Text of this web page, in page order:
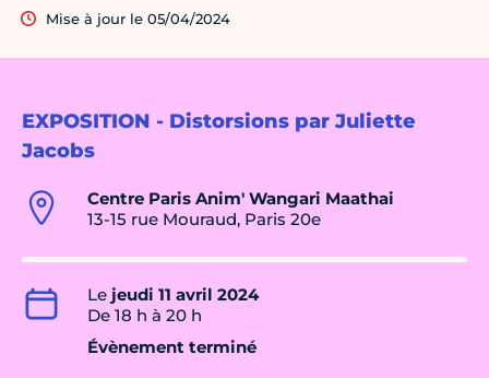
EXPOSITION - Distorsions par Juliette
Jacobs
Centre Paris Anim' Wangari Maathai
13-15 rue Mouraud, Paris 20e
Le jeudi 11 avril 2024
De 18 h à 20 h
Évènement terminé
Mise à jour le 05/04/2024